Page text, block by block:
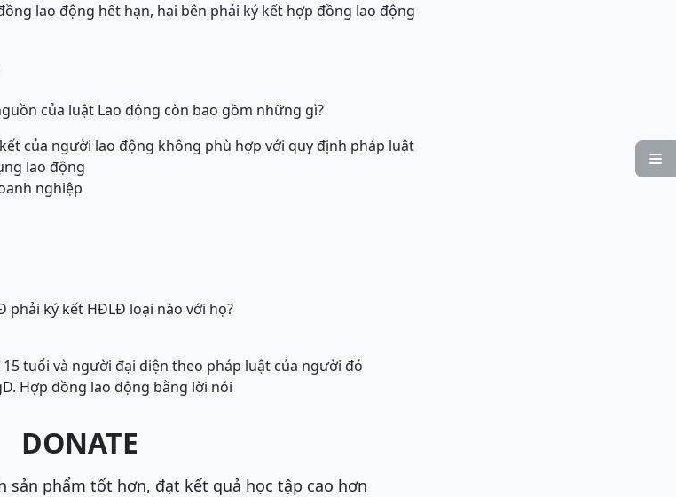

lao động hết hạn, hai bên phải ký kết hợp đồng lao động
của luật Lao động còn bao gồm những gì?
kết của người lao động không phù hợp với quy định pháp luật
lao động
nghiệp
phải ký kết HĐLĐ loại nào với họ?
tuổi và người đại diện theo pháp luật của người đó
D. Hợp đồng lao động bằng lời nói
DONATE
phẩm tốt hơn, đạt kết quả học tập cao hơn